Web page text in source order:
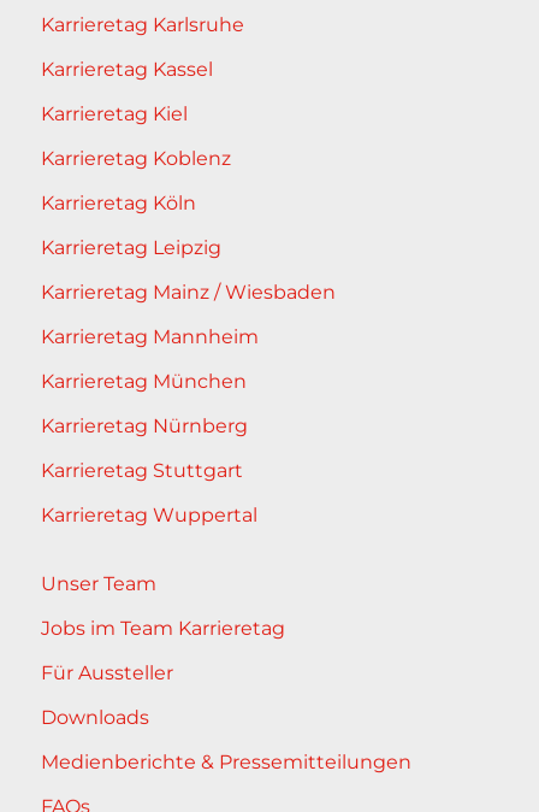
Karrieretag Karlsruhe
Karrieretag Kassel
Karrieretag Kiel
Karrieretag Koblenz
Karrieretag Köln
Karrieretag Leipzig
Karrieretag Mainz / Wiesbaden
Karrieretag Mannheim
Karrieretag München
Karrieretag Nürnberg
Karrieretag Stuttgart
Karrieretag Wuppertal
Unser Team
Jobs im Team Karrieretag
Für Aussteller
Downloads
Medienberichte & Pressemitteilungen
FAQs